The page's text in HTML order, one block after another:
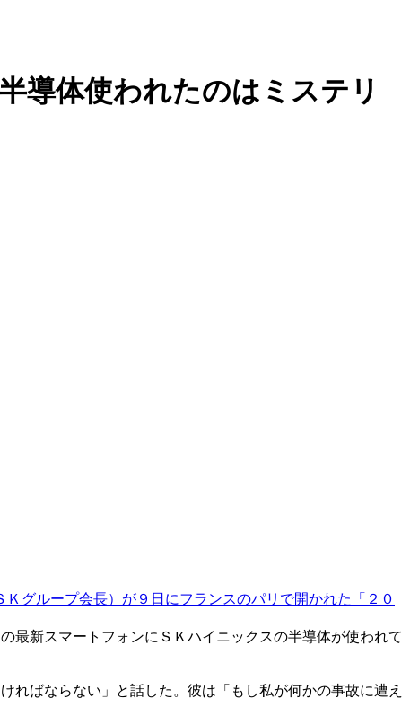
導体使われたのはミステリ
グループ会長）が９日にフランスのパリで開かれた「２０
最新スマートフォンにＳＫハイニックスの半導体が使われて
ればならない」と話した。彼は「もし私が何かの事故に遭え